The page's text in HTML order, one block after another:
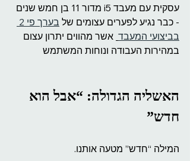
עסקית עם מעבד i5 מדור 11 בן חמש שנים
- כבר נגיע לפערים עצומים של
בביצועי המעבד אשר מהווים יתרון עצום
במהירות העבודה ונוחות המשתמש
האשליה הגדולה: “אבל הוא
חדש”
המילה “חדש” מטעה אותנו.